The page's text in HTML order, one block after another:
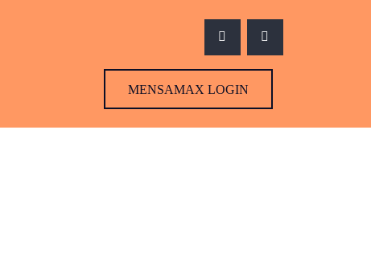
MENSAMAX LOGIN